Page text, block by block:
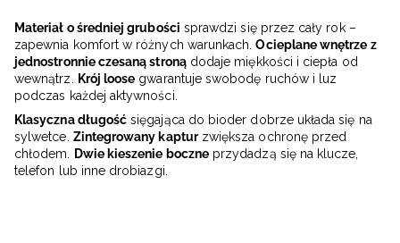
Materiał o średniej grubości sprawdzi się przez cały rok –
zapewnia komfort w różnych warunkach.Ocieplane wnętrze z
jednostronnie czesaną stronądodaje miękkości i ciepła od
wewnątrz. Krój loose gwarantuje swobodę ruchów i luz
podczas każdej aktywności.
Klasyczna długość sięgająca do bioder dobrze układa się na
sylwetce. Zintegrowany kapturzwiększa ochronę przed
chłodem. Dwie kieszenie boczneprzydadzą się na klucze,
telefon lub inne drobiazgi.